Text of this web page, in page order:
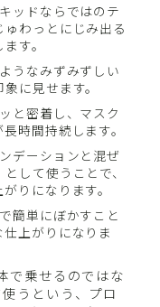
ッドならではのテ
わっとにじみ出る
す。
うなみずみずしい
に見せます。
と密着し、マスク
時間持続します。
デーションと混ぜ
して使うことで、
りになります。
簡単にぼかすこと
上がりになりま
で乗せるのではな
うという、プロ